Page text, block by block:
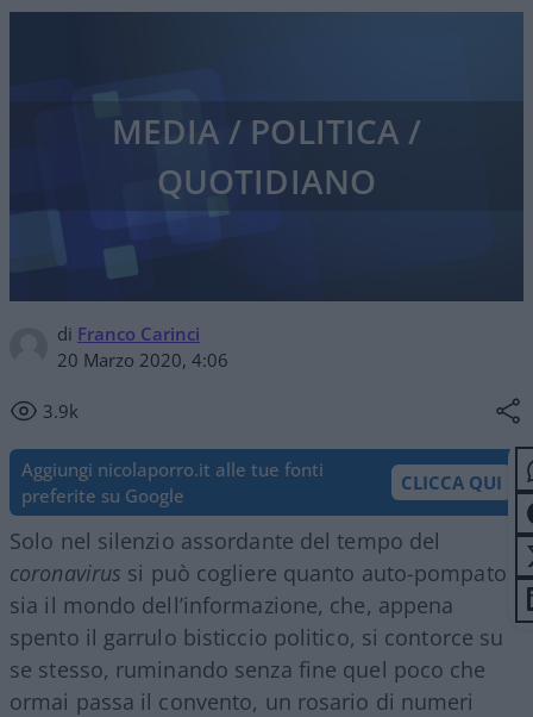
di Franco Carinci
20 Marzo 2020, 4:06
3.9k
MEDIA / POLITICA /
QUOTIDIANO
Aggiungi nicolaporro.it alle tue fonti
preferite su Google
CLICCA QUI
Solo nel silenzio assordante del tempo del
coronavirus si può cogliere quanto auto-pompato
sia il mondo dell’informazione, che, appena
spento il garrulo bisticcio politico, si contorce su
se stesso, ruminando senza fine quel poco che
ormai passa il convento, un rosario di numeri